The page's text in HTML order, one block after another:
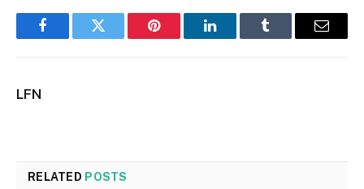
FacebookTwitter Pinterest LinkedInTumblr Email
LFN
RELATED POSTS